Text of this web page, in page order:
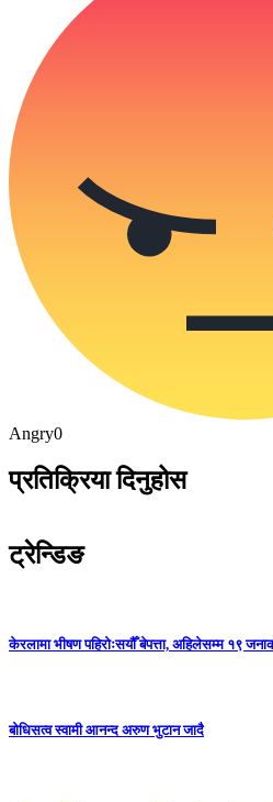
Angry0
प्रतिक्रिया दिनुहोस
ट्रेन्डिङ
केरलामा भीषण पहिरोःसयौँ बेपत्ता, अहिलेसम्म १९
बोधिसत्व स्वामी आनन्द अरुण भुटान जादै